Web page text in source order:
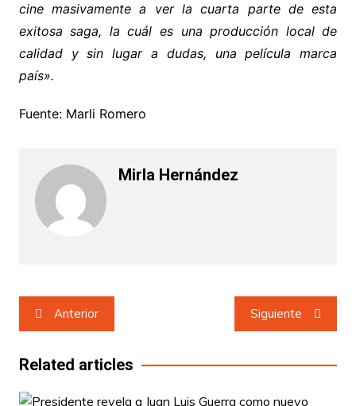
cine masivamente a ver la cuarta parte de esta
exitosa saga, la cuál es una producción local de
calidad y sin lugar a dudas, una película marca
país».
Fuente: Marli Romero
Mirla Hernández
Navegación
de
entradas
Anterior Siguiente
Related articles